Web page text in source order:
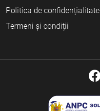
Politica de confidențialitate
Termeni și condiții